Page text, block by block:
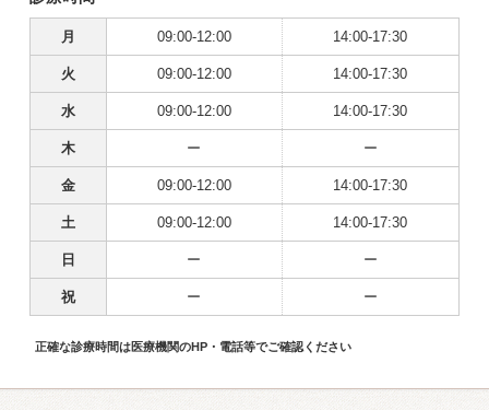
月 09:00-12:00 14:00-17:30
火 09:00-12:00 14:00-17:30
水 09:00-12:00 14:00-17:30
木 ー ー
金 09:00-12:00 14:00-17:30
土 09:00-12:00 14:00-17:30
日 ー ー
祝 ー ー
正確な診療時間は医療機関のHP・電話等でご確認ください